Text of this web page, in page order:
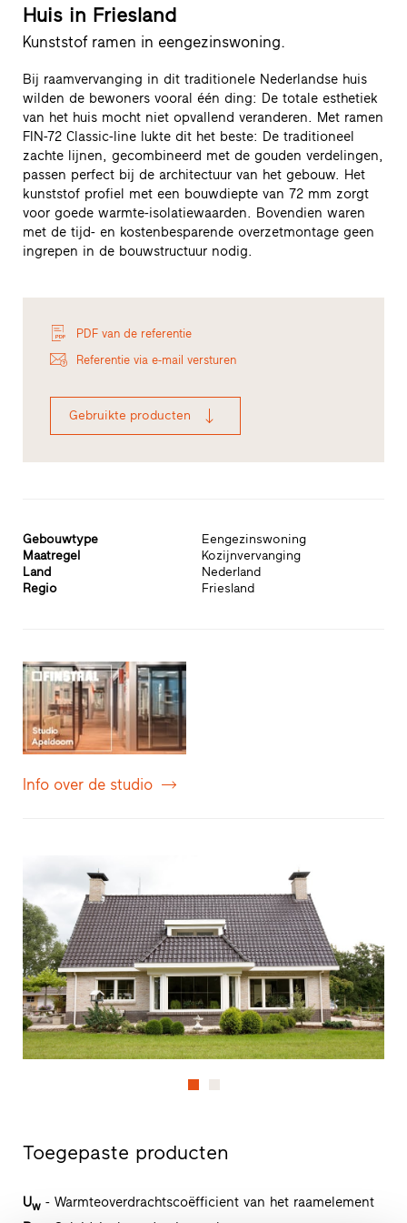
Huis in Friesland
Kunststof ramen in eengezinswoning.
Bij raamvervanging in dit traditionele Nederlandse huis
wilden de bewoners vooral één ding: De totale esthetiek
van het huis mocht niet opvallend veranderen. Met ramen
FIN-72 Classic-line lukte dit het beste: De traditioneel
zachte lijnen, gecombineerd met de gouden verdelingen,
passen perfect bij de architectuur van het gebouw. Het
kunststof profiel met een bouwdiepte van 72 mm zorgt
voor goede warmte-isolatiewaarden. Bovendien waren
met de tijd- en kostenbesparende overzetmontage geen
ingrepen in de bouwstructuur nodig.
PDF van de referentie
Referentie via e-mail versturen
Gebruikte producten
Gebouwtype
Eengezinswoning
Maatregel
Kozijnvervanging
Land
Nederland
Regio
Friesland
Info over de studio
Toegepaste producten
Uw- Warmteoverdrachtscoëfficient van het raamelement